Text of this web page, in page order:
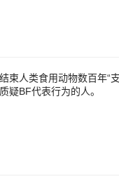
人类食用动物数百年“
疑BF代表行为的人。